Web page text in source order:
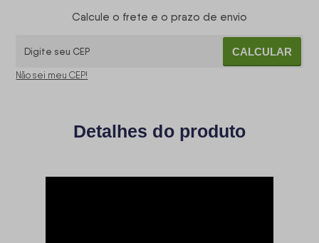
Calcule o frete e o prazo de envio
CALCULAR
Não sei meu CEP!
Detalhes do produto